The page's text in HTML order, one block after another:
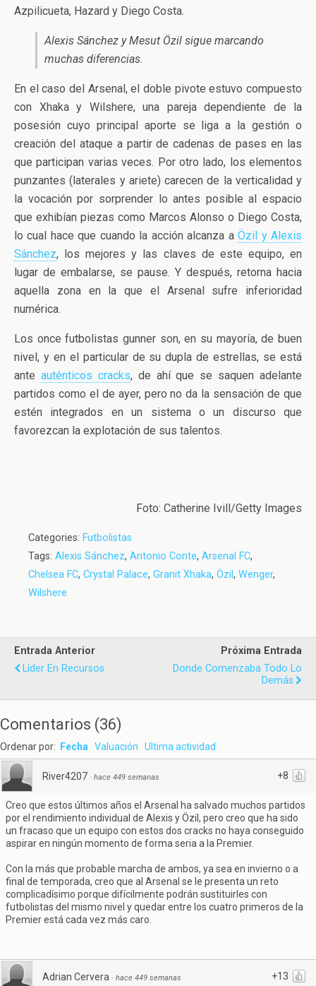
Azpilicueta, Hazard y Diego Costa.
Alexis Sánchez y Mesut Özil sigue marcando
muchas diferencias.
En el caso del Arsenal, el doble pivote estuvo compuesto
con Xhaka y Wilshere, una pareja dependiente de la
posesión cuyo principal aporte se liga a la gestión o
creación del ataque a partir de cadenas de pases en las
que participan varias veces. Por otro lado, los elementos
punzantes (laterales y ariete) carecen de la verticalidad y
la vocación por sorprender lo antes posible al espacio
que exhibían piezas como Marcos Alonso o Diego Costa,
lo cual hace que cuando la acción alcanza aÖzil y Alexis
Sánchez, los mejores y las claves de este equipo, en
lugar de embalarse, se pause. Y después, retorna hacia
aquella zona en la que el Arsenal sufre inferioridad
numérica.
Los once futbolistas gunner son, en su mayoría, de buen
nivel, y en el particular de su dupla de estrellas, se está
ante auténticos cracks, de ahí que se saquen adelante
partidos como el de ayer, pero no da la sensación de que
estén integrados en un sistema o un discurso que
favorezcan la explotación de sus talentos.
Foto: Catherine Ivill/Getty Images
Categories: Futbolistas
Tags: Alexis Sánchez, Antonio Conte, Arsenal FC,
Chelsea FC, Crystal Palace, Granit Xhaka, Özil , Wenger,
Wilshere
Entrada Anterior
Líder En Recursos
Próxima Entrada
Donde Comenzaba Todo Lo
Demás
Comentarios (36)
Ordenar por: Fecha Valuación Ultima actividad
+8
River4207 · hace 449 semanas
Creo que estos últimos años el Arsenal ha salvado muchos partidos
por el rendimiento individual de Alexis y Özil, pero creo que ha sido
un fracaso que un equipo con estos dos cracks no haya conseguido
aspirar en ningún momento de forma seria a la Premier.
Con la más que probable marcha de ambos, ya sea en invierno o a
final de temporada, creo que al Arsenal se le presenta un reto
complicadísimo porque difícilmente podrán sustituirles con
futbolistas del mismo nivel y quedar entre los cuatro primeros de la
Premier está cada vez más caro.
+13
Adrian Cervera · hace 449 semanas